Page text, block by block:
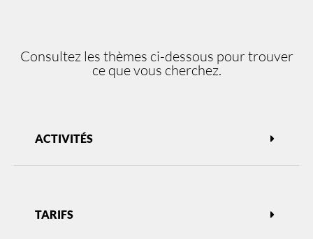
Consultez les thèmes ci-dessous pour trouver
ce que vous cherchez.
ACTIVITÉS
TARIFS